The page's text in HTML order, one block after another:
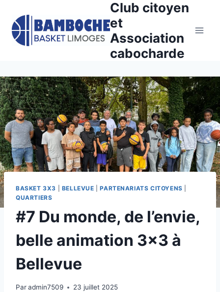
contenu
Club citoyen
et
Association
cabocharde
BASKET 3X3 BELLEVUE |PARTENARIATS CITOYENS
QUARTIERS
#7 Du monde, de l’envie,
belle animation 3×3 à
Bellevue
Paradmin7509 23 juillet 2025